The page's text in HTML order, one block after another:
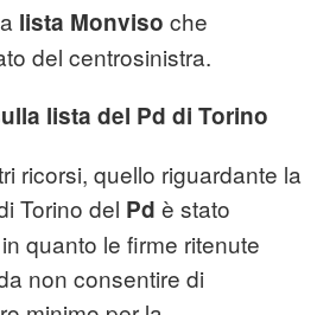
lista Monviso che
del centrosinistra.
lista del Pd di Torino
ricorsi, quello riguardante la
Torino del Pd è stato
quanto le firme ritenute
non consentire di